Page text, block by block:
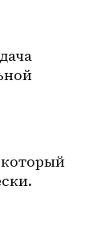
который